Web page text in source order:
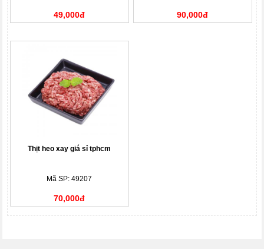
49,000đ 90,000đ
Thịt heo xay giá sỉ tphcm
Mã SP: 49207
70,000đ